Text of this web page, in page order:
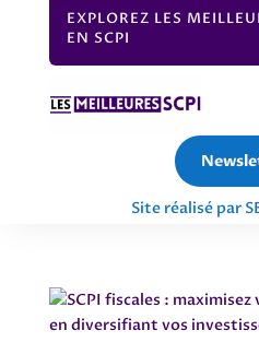
EXPLOREZ LES
EN SCPI
Site réalisé par